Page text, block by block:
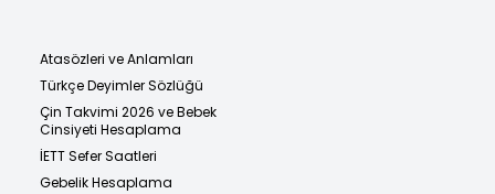
Atasözleri ve Anlamları
Türkçe Deyimler Sözlüğü
Çin Takvimi 2026 ve Bebek
Cinsiyeti Hesaplama
İETT Sefer Saatleri
Gebelik Hesaplama